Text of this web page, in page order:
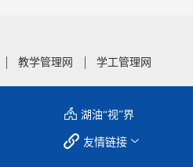
教学管理网 学工管理网
湖油“视”界
友情链接